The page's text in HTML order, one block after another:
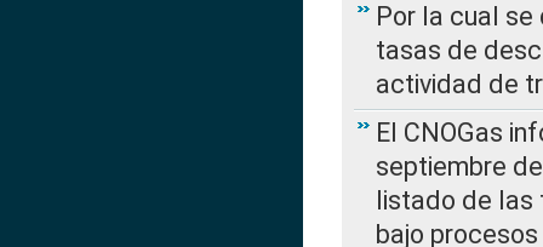
Por la cual
tasas de
actividad de
El CNOGas
septiembre
listado de las
bajo